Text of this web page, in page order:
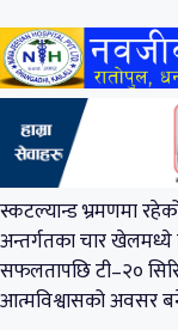
स्कटल्यान्ड भ्रमणमा
अन्तर्गतका चार खेलमध्ये
सफलतापछि टी–२०
आत्मविश्वासको अवसर